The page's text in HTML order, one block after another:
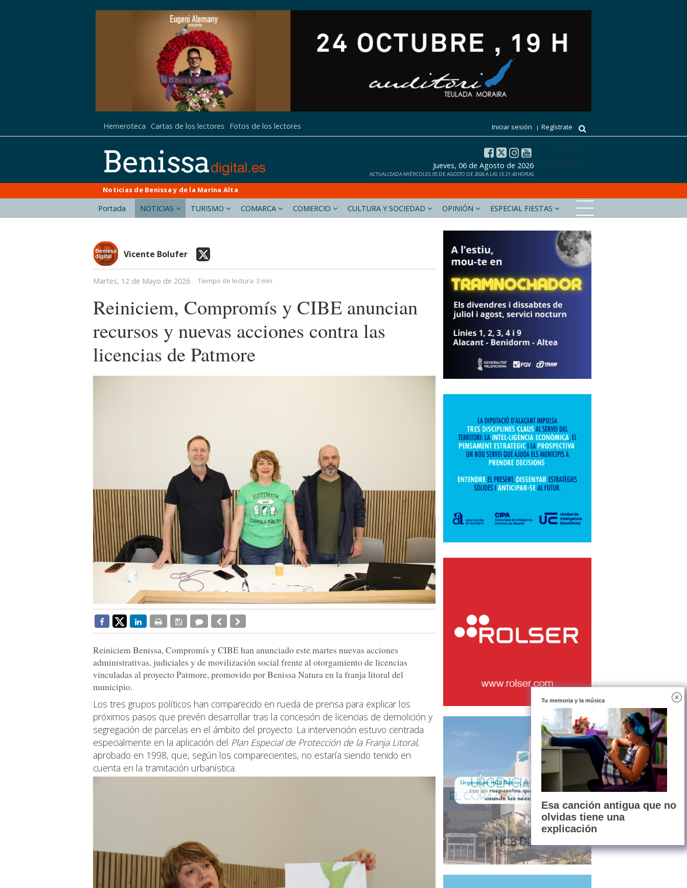
Hemeroteca Cartas de los lectores Fotos de los lectores Iniciar sesión Regístrate
El tiempo 15 días
El tiempo en Benissa
Jueves, 06 de Agosto de 2026
ACTUALIZADA MIÉRCOLES, 05 DE AGOSTO DE 2026 A LAS 13:21:43 HORAS
Noticias de Benissa y de la Marina Alta
calpdigital.es deniadigital.es gatadigital.es teuladamoraira.es xabiaaldia.com Marinabaixadigital.com
Portada NOTICIAS TURISMO COMARCA COMERCIO CULTURA Y SOCIEDAD OPINIÓN ESPECIAL FIESTAS
Vicente Bolufer
Martes, 12 de Mayo de 2026 Tiempo de lectura: 3 min
Reiniciem, Compromís y CIBE anuncian
recursos y nuevas acciones contra las
licencias de Patmore
Reiniciem Benissa, Compromís y CIBE han anunciado este martes nuevas acciones
administrativas, judiciales y de movilización social frente al otorgamiento de licencias
vinculadas al proyecto Patmore, promovido por Benissa Natura en la franja litoral del
municipio.
Los tres grupos políticos han comparecido en rueda de prensa para explicar los
próximos pasos que prevén desarrollar tras la concesión de licencias de demolición y
segregación de parcelas en el ámbito del proyecto. La intervención estuvo centrada
especialmente en la aplicación del Plan Especial de Protección de la Franja Litoral,
aprobado en 1998, que, según los comparecientes, no estaría siendo tenido en
cuenta en la tramitación urbanística.
Tu memoria y la música
Esa canción antigua que no
olvidas tiene una
explicación